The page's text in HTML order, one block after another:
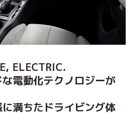
ELECTRIC.
電動化テクノロジーが
満ちたドライビング体